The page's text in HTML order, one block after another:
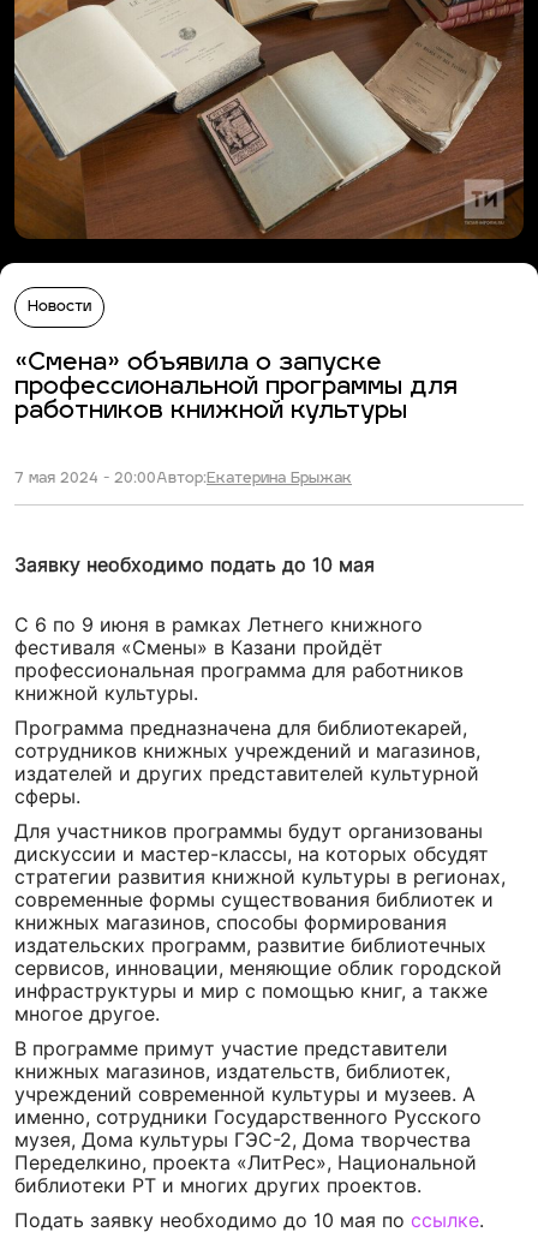
Новости
«Смена» объявила о запуске
профессиональной программы для
работников книжной культуры
7 мая 2024 - 20:00Автор:Екатерина Брыжак
Заявку необходимо подать до 10 мая
С 6 по 9 июня в рамках Летнего книжного
фестиваля «Смены» в Казани пройдёт
профессиональная программа для работников
книжной культуры.
Программа предназначена для библиотекарей,
сотрудников книжных учреждений и магазинов,
издателей и других представителей культурной
сферы.
Для участников программы будут организованы
дискуссии и мастер-классы, на которых обсудят
стратегии развития книжной культуры в регионах,
современные формы существования библиотек и
книжных магазинов, способы формирования
издательских программ, развитие библиотечных
сервисов, инновации, меняющие облик городской
инфраструктуры и мир с помощью книг, а также
многое другое.
В программе примут участие представители
книжных магазинов, издательств, библиотек,
учреждений современной культуры и музеев. А
именно, сотрудники Государственного Русского
музея, Дома культуры ГЭС-2, Дома творчества
Переделкино, проекта «ЛитРес», Национальной
библиотеки РТ и многих других проектов.
Подать заявку необходимо до 10 мая по ссылке.